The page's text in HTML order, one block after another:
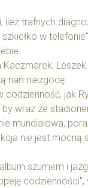
ileż trafnych
w
nań niezgodę.
jak
by wraz ze
mundialowa,
nie jest mocną
szumem i